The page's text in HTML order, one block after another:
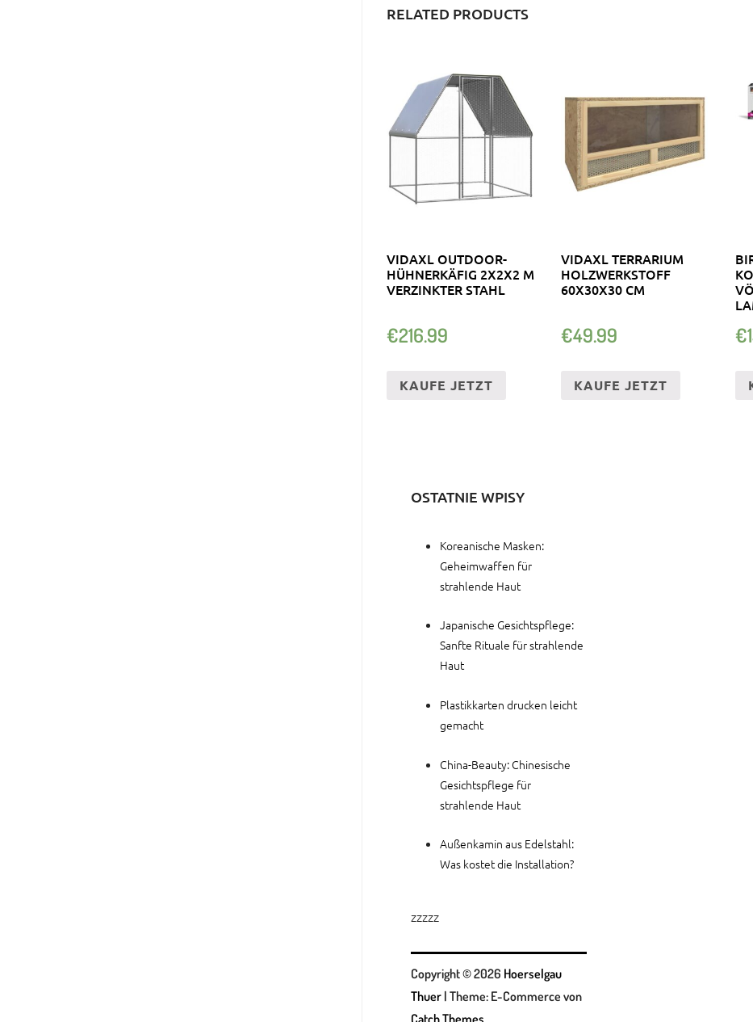
RELATED PRODUCTS
VIDAXL OUTDOOR-
HÜHNERKÄFIG 2X2X2 M
VERZINKTER STAHL
€216.99
KAUFE JETZT
VIDAXL TERRARIUM
HOLZWERKSTOFF
60X30X30 CM
€49.99
KAUFE JETZT
€
OSTATNIE WPISY
Koreanische Masken:
Geheimwaffen für
strahlende Haut
Japanische Gesichtspflege:
Sanfte Rituale für strahlende
Haut
Plastikkarten drucken leicht
gemacht
China-Beauty: Chinesische
Gesichtspflege für
strahlende Haut
Außenkamin aus Edelstahl:
Was kostet die Installation?
zzzzz
Copyright © 2026 Hoerselgau
Thuer | Theme: E-Commerce von